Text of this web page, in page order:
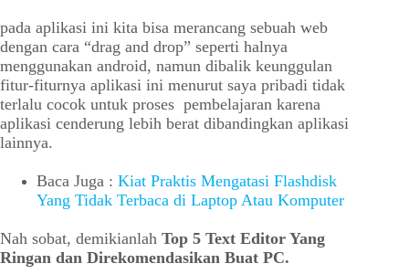
pada aplikasi ini kita bisa merancang sebuah web
dengan cara “drag and drop” seperti halnya
menggunakan android, namun dibalik keunggulan
fitur-fiturnya aplikasi ini menurut saya pribadi tidak
terlalu cocok untuk proses pembelajaran karena
aplikasi cenderung lebih berat dibandingkan aplikasi
lainnya.
Baca Juga : Kiat Praktis Mengatasi Flashdisk
Yang Tidak Terbaca di Laptop Atau Komputer
Nah sobat, demikianlah Top 5 Text Editor Yang
Ringan dan Direkomendasikan Buat PC.